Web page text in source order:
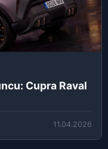
Cupra Raval
11.04.2026